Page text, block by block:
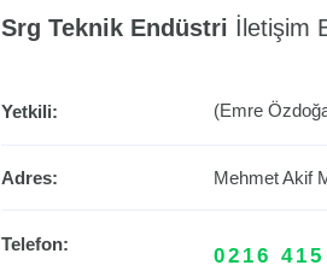
Srg Teknik Endüstri İletişim
Yetkili: (Emre
Adres: Mehmet Akif
Telefon:
0216